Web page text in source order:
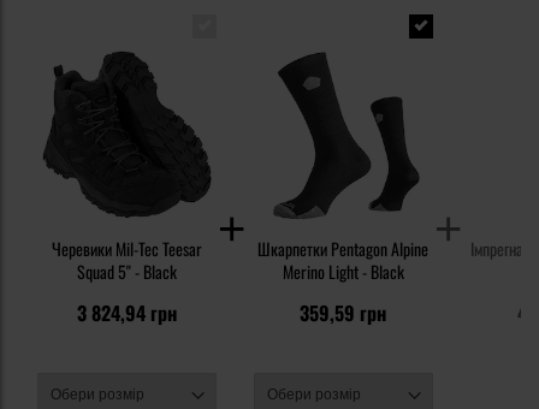
Черевики Mil-Tec Teesar
Squad 5'' - Black
3 824,94 грн
Шкарпетки Pentagon Alpine
Merino Light - Black
359,59 грн